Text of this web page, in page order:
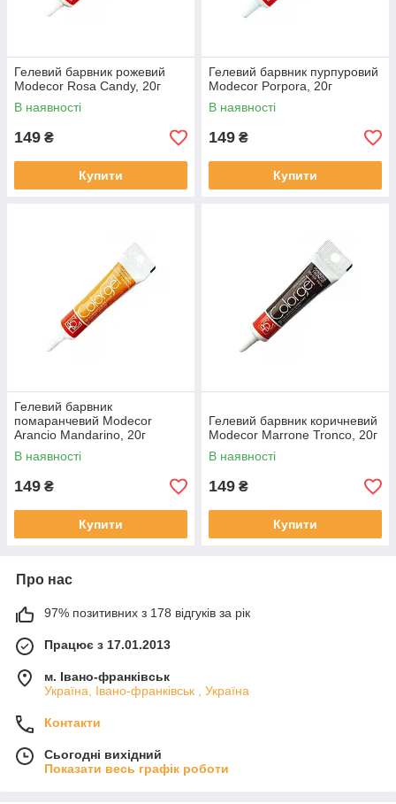
Гелевий барвник рожевий
Modecor Rosa Candy, 20г
В наявності
149 ₴
Купити
Гелевий барвник пурпуровий
Modecor Porpora, 20г
В наявності
149 ₴
Купити
Гелевий барвник
помаранчевий Modecor
Arancio Mandarino, 20г
В наявності
149 ₴
Купити
Гелевий барвник коричневий
Modecor Marrone Tronco, 20г
В наявності
149 ₴
Купити
Про нас
97% позитивних з 178 відгуків за рік
Працює з 17.01.2013
м. Івано-франківськ
Україна, Івано-франківськ , Україна
Контакти
Сьогодні вихідний
Показати весь графік роботи